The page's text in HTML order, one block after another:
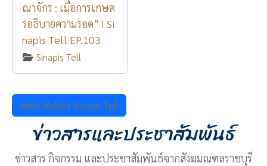
ณาจักร : เมื่อการเกษต
รอธิบายความรอด” I Si
napis Tell EP.103
Sinapis Tell
More Videos Sinapis Tell
ข่าวสารและประชาสัมพันธ์
ข่าวสาร กิจกรรม และประชาสัมพันธ์จากสังฆมณฑลราชบุรี